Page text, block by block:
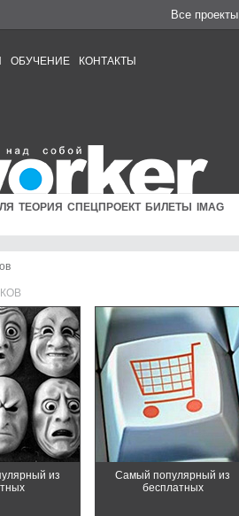
Все проекты
ОБУЧЕНИЕ КОНТАКТЫ
ТЕОРИЯ СПЕЦПРОЕКТ БИЛЕТЫ IMAG
из
Самый популярный из
бесплатных